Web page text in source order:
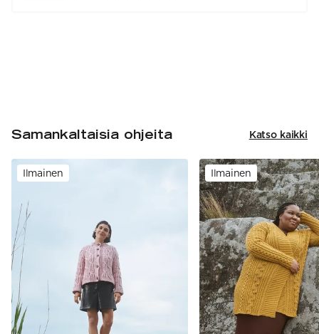
Samankaltaisia ohjeita Katso kaikki
Ilmainen Ilmainen